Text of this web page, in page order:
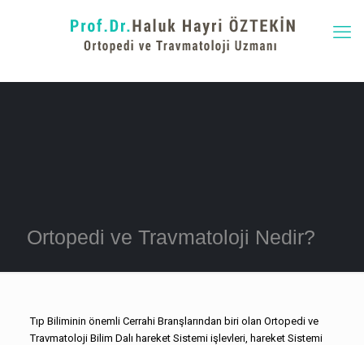
Ortopedi ve Travmatoloji Nedir?
Tıp Biliminin önemli Cerrahi Branşlarından biri olan Ortopedi ve
Travmatoloji Bilim Dalı hareket Sistemi işlevleri, hareket Sistemi